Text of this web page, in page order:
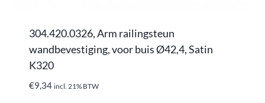
304.420.0326, Arm railingsteun
wandbevestiging, voor buis Ø42,4, Satin
K320
€9,34 incl. 21% BTW